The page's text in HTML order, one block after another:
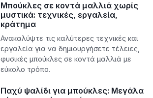
Μπούκλες σε κοντά μαλλιά χωρίς
μυστικά: τεχνικές, εργαλεία,
κράτημα
Ανακαλύψτε τις καλύτερες τεχνικές και
εργαλεία για να δημιουργήσετε τέλειες,
φυσικές μπούκλες σε κοντά μαλλιά με
εύκολο τρόπο.
Παχύ ψαλίδι για μπούκλες: Μεγάλα